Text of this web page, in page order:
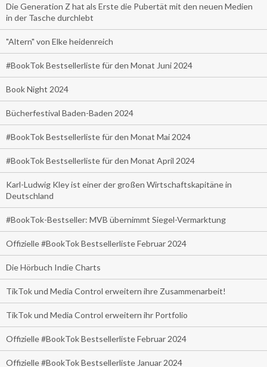
Die Generation Z hat als Erste die Pubertät mit den neuen Medien
in der Tasche durchlebt
"Altern" von Elke heidenreich
#BookTok Bestsellerliste für den Monat Juni 2024
Book Night 2024
Bücherfestival Baden-Baden 2024
#BookTok Bestsellerliste für den Monat Mai 2024
#BookTok Bestsellerliste für den Monat April 2024
Karl-Ludwig Kley ist einer der großen Wirtschaftskapitäne in
Deutschland
#BookTok-Bestseller: MVB übernimmt Siegel-Vermarktung
Offizielle #BookTok Bestsellerliste Februar 2024
Die Hörbuch Indie Charts
TikTok und Media Control erweitern ihre Zusammenarbeit!
TikTok und Media Control erweitern ihr Portfolio
Offizielle #BookTok Bestsellerliste Februar 2024
Offizielle #BookTok Bestsellerliste Januar 2024